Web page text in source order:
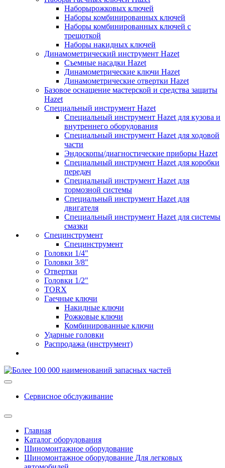
Наборырожковых ключей
Наборы комбинированных ключей
Наборы комбинированных ключей с
трещоткой
Наборы накидных ключей
Динамометрический инструмент Hazet
Съемные насадки Hazet
Динамометрические ключи Hazet
Динамометрические отвертки Hazet
Базовое оснащение мастерской и средства защиты
Hazet
Специальный инструмент Hazet
Специальный инструмент Hazet для кузова и
внутреннего оборудования
Специальный инструмент Hazet для ходовой
части
Эндоскопы/диагностические приборы Hazet
Специальный инструмент Hazet для коробки
передач
Специальный инструмент Hazet для
тормозной системы
Специальный инструмент Hazet для
двигателя
Специальный инструмент Hazet для системы
смазки
Специнструмент
Специнструмент
Головки 1/4"
Головки 3/8"
Отвертки
Головки 1/2"
TORX
Гаечные ключи
Накидные ключи
Рожковые ключи
Комбинированные ключи
Ударные головки
Распродажа (инструмент)
Сервисное обслуживание
Главная
Каталог оборудования
Шиномонтажное оборудование
Шиномонтажное оборудование Для легковых